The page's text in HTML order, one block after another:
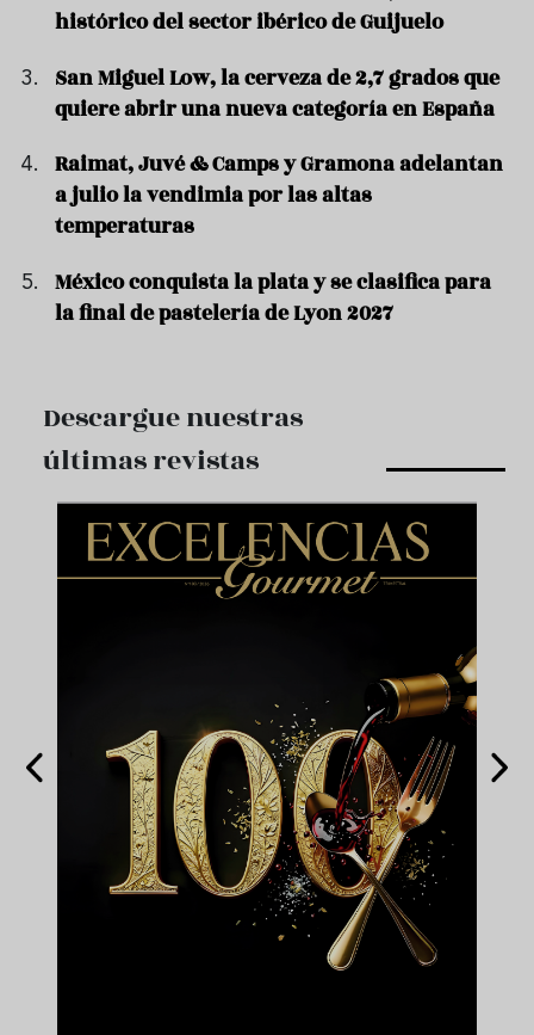
histórico del sector ibérico de Guijuelo
San Miguel Low, la cerveza de 2,7 grados que
quiere abrir una nueva categoría en España
Raimat, Juvé & Camps y Gramona adelantan
a julio la vendimia por las altas
temperaturas
México conquista la plata y se clasifica para
la final de pastelería de Lyon 2027
Descargue nuestras
últimas revistas